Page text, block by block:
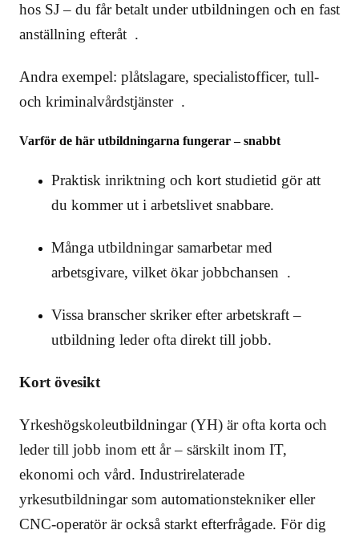
hos SJ – du får betalt under utbildningen och en fast
anställning efteråt .
Andra exempel: plåtslagare, specialistofficer, tull-
och kriminalvårdstjänster .
Varför de här utbildningarna fungerar – snabbt
Praktisk inriktning och kort studietid gör att
du kommer ut i arbetslivet snabbare.
Många utbildningar samarbetar med
arbetsgivare, vilket ökar jobbchansen .
Vissa branscher skriker efter arbetskraft –
utbildning leder ofta direkt till jobb.
Kort övesikt
Yrkeshögskoleutbildningar (YH) är ofta korta och
leder till jobb inom ett år – särskilt inom IT,
ekonomi och vård. Industrirelaterade
yrkesutbildningar som automationstekniker eller
CNC-operatör är också starkt efterfrågade. För dig